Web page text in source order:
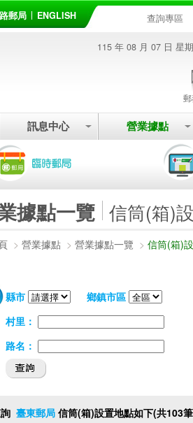
郵局 ENGLISH 查詢專區
115 年 08 月 07 日 星
訊息中心 營業據點
據點一覽 信筒(箱)
> 營業據點 > 營業據點一覽 > 信筒(箱)
縣市
鄉鎮市區
村里：
路名：
臺東郵局 信筒(箱)設置地點如下(共103